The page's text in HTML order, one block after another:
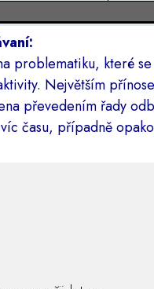
problematiku, které
Největším
převedením řady
času, případně